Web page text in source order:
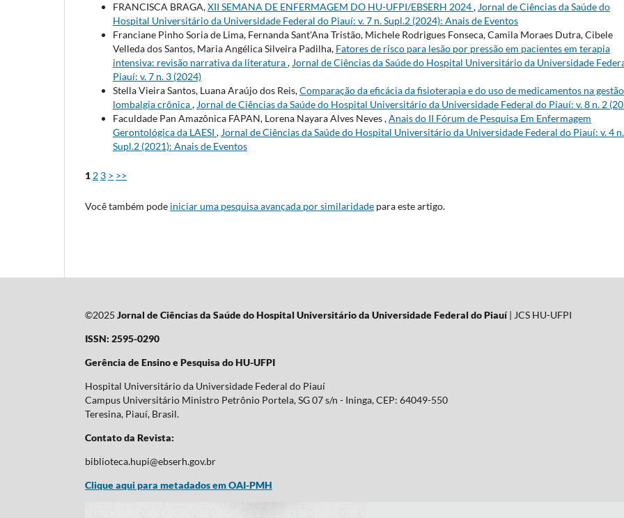
FRANCISCA BRAGA,XII SEMANA DE ENFERMAGEM DO HU-UFPI/EBSERH 2024, Jornal de Ciências da Saúde do
Hospital Universitário da Universidade Federal do Piauí: v. 7 n. Supl.2 (2024): Anais de Eventos
Franciane Pinho Soria de Lima, Fernanda Sant'Ana Tristão, Michele Rodrigues Fonseca, Camila Moraes Dutra, Cibele
Velleda dos Santos, Maria Angélica Silveira Padilha, Fatores de risco para lesão por pressão em pacientes em terapia
intensiva: revisão narrativa da literatura, Jornal de Ciências da Saúde do Hospital Universitário da Universidade
Piauí: v. 7 n. 3 (2024)
Stella Vieira Santos, Luana Araújo dos Reis,Comparação da eficácia da fisioterapia e do uso de medicamentos na
lombalgia crônica, Jornal de Ciências da Saúde do Hospital Universitário da Universidade Federal do Piauí: v. 8 n. 2
Faculdade Pan Amazônica FAPAN, Lorena Nayara Alves Neves ,Anais do II Fórum de Pesquisa Em Enfermagem
Gerontológica da LAESI , Jornal de Ciências da Saúde do Hospital Universitário da Universidade Federal do Piauí: v. 4 n.
Supl.2 (2021): Anais de Eventos
1 2 3 > >>
Você também pode iniciar uma pesquisa avançada por similaridade para este artigo.
©2025 Jornal de Ciências da Saúde do Hospital Universitário da Universidade Federal do Piauí| JCS HU-UFPI
ISSN: 2595-0290
Gerência de Ensino e Pesquisa do HU-UFPI
Hospital Universitário da Universidade Federal do Piauí
Campus Universitário Ministro Petrônio Portela, SG 07 s/n - Ininga, CEP: 64049-550
Teresina, Piauí, Brasil.
Contato da Revista:
biblioteca.hupi@ebserh.gov.br
Clique aqui para metadados em OAI-PMH